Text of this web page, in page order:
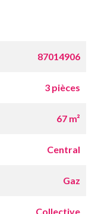
87014906
3 pièces
67 m²
Central
Gaz
Collective